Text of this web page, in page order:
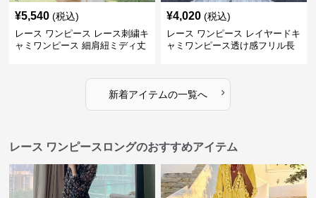
¥5,540 (税込)
レース ワンピース レース刺繍キ
ャミワンピース 細肩紐ミディ丈
¥4,020 (税込)
レース ワンピース レイヤードキ
ャミワンピース透け感フリル長
新着アイテムの一覧へ ›
レース ワンピースロングのおすすめアイテム